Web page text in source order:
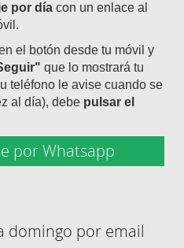
por día con un enlace al
el botón desde tu móvil y
que lo mostrará tu
teléfono le avise cuando se
al día), debe pulsar el
por Whatsapp
domingo por email